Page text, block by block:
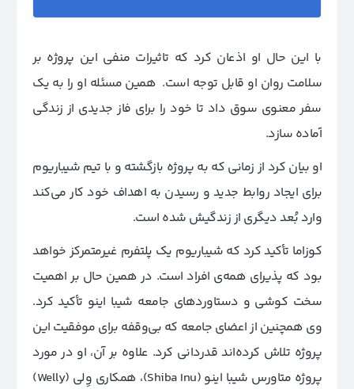
با این حال او اذعان کرد که تاثیرات منفی این پروژه بر
سلامت روان او قابل توجه است. همین مسئله او را به یک
سفر معنوی سوق داد تا خود را برای فاز جدیدی از زندگی
آماده سازد.
او بیان کرد از زمانی که به پروژه بازگشته و با تیم شیباریوم
برای ایجاد روابط جدید و رسیدن به اهداف خود کار می‌کند
وارد بُعد دیگری از زندگیش شده است.
کوزاما تأکید کرد که شیباریوم یک پلتفرم غیرمتمرکز خواهد
بود که پذیرای همه‌ی افراد است. در همین حال بر اهمیت
سخت کوشی و دستاوردهای جامعه شیبا اینو تأکید کرد.
وی همچنین از اعضای جامعه که بی‌وقفه برای موفقیت این
پروژه تلاش کرده‌اند قدردانی کرد. علاوه بر آن، او در مورد
پروژه متاورس شیبا اینو (Shiba Inu)، همکاری وِلی (Welly)